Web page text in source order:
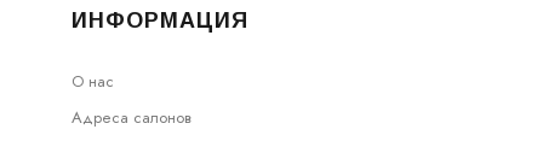
ИНФОРМАЦИЯ
О нас
Адреса салонов